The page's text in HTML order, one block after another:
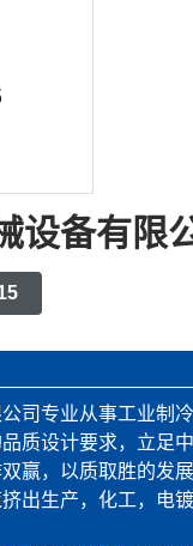
设备有限
司专业从事工业制
质设计要求，立足
赢，以质取胜的发
出生产，化工，电